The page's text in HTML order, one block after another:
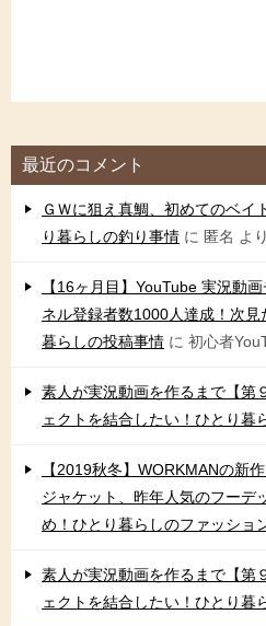
最近のコメント
ＧＷに狙え真鯛、初めてのベイ
り暮らしの釣り事情 に 匿名 より
【16ヶ月目】YouTube 実況動
ネル登録者数1000人達成！次
暮らしの投稿事情 に 初心者
素人が実況動画を作るまで【第
ェクトを結合したい！ひとり暮
【2019秋冬】WORKMANの新
ジャケット、昨年人気のフーデ
め！ひとり暮らしのファッショ
素人が実況動画を作るまで【第
ェクトを結合したい！ひとり暮